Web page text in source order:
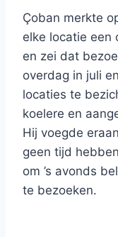
Çoban merkte
elke locatie een
en zei dat
overdag in juli
locaties te
koelere en
Hij voegde
geen tijd
om ’s avonds
te bezoeken.